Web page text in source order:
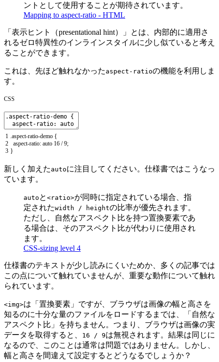
ントとして使用することが期待されています。
Mapping to aspect-ratio - HTML
「表示ヒント（presentational hint）」とは、内部的に適用さ
れるゼロ特異性のインラインスタイルに少し似ていると考え
ることができます。
これは、先ほど触れなかった aspect-ratioの機能を利用しま
す。
CSS
1
2
3
aspect-ratio-demo {
aspect-ratio: auto 16 / 9;
}
新しく加えた autoに注目してください。仕様書ではこうなっ
ています。
auto と <ratio>が同時に指定されている場合、指
定されたwidth / heightの比率が優先されます。
ただし、自然なアスペクト比を持つ置換要素であ
る場合は、そのアスペクト比が代わりに使用され
ます。
CSS-sizing level 4
仕様書のテキストが少し読みにくいためか、多くの記事では
この点について触れていませんが、重要な動作について触れ
られています。
<img>は「置換要素」ですが、ブラウザは画像の幅と高さを
知るのに十分な量のファイルをロードするまでは、「自然な
アスペクト比」を持ちません。つまり、ブラウザは画像の実
データを取得すると、
16 / 9は無視されます。結果は同じに
なるので、このことは通常は問題ではありません。しかし、
幅と高さを間違えて設定するとどうなるでしょうか？